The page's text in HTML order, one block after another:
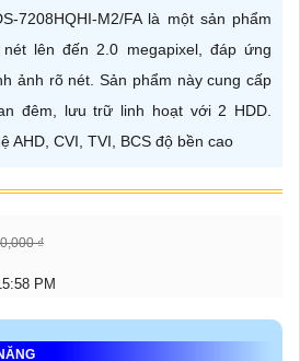
7208HQHI-M2/FA là một sản phẩm
lên đến 2.0 megapixel, đáp ứng
ảnh rõ nét. Sản phẩm này cung cấp
đêm, lưu trữ linh hoạt với 2 HDD.
AHD, CVI, TVI, BCS độ bền cao
₫
PM